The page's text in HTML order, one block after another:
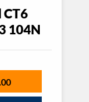
CT6
104N